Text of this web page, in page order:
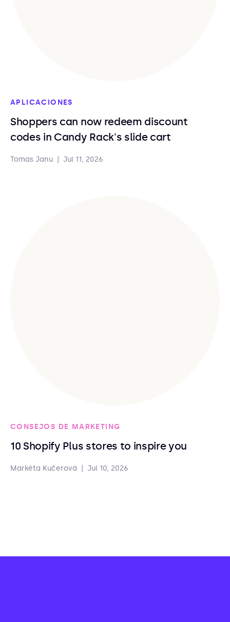
APLICACIONES
Shoppers can now redeem discount
codes in Candy Rack's slide cart
Tomas Janu Jul 11, 2026
CONSEJOS DE MARKETING
10 Shopify Plus stores to inspire you
Markéta Kučerová Jul 10, 2026